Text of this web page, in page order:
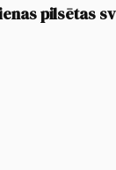
pilsētas